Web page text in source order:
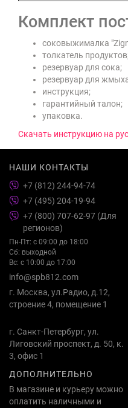
Комплект
соковыжималка
толкатель
резервуар для сока;
резервуар для
инструкция;
гарантийный талон;
упаковка.
Скачать инструкцию на
НАШИ КОНТАКТЫ
+7 (812) 244-94-74
+7 (495) 204-19-94
+7 (800) 707-62-97 (Для
регионов)
Пн-Пт: с 09:00 до 18:00
Сб: выходной
Вс: с 10:00 до 17:00
info@spb812.com
г. Москва, ул.Радио, д.12,
строение 4, помещение 1
г. Санкт-Петербург, ул.
Лиговский проспект, д. 50, к.
3, офис 1
ДОПОЛНИТЕЛЬНО
В магазине и курьеру можно
оплатить наличными и